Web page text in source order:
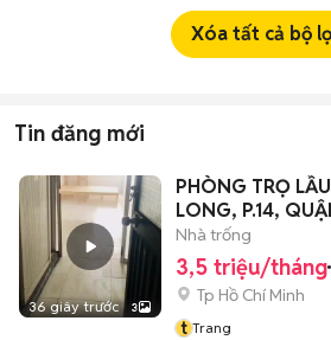
Xóa tất cả bộ
Tin đăng mới
36 giây trước 3
PHÒNG TRỌ
LONG, P.14,
Nhà trống
3,5 triệu/tháng
Tp Hồ Chí Minh
t Trang